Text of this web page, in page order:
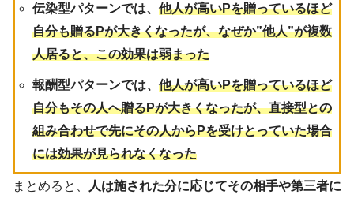
伝染型パターンでは、 他人が高いPを贈っているほど
自分も贈るPが大きくなったが、なぜか”他人”が複数
人居ると、この効果は弱まった
報酬型パターンでは、 他人が高いPを贈っているほど
自分もその人へ贈るPが大きくなったが、直接型との
組み合わせで先にその人からPを受けとっていた場合
には効果が見られなくなった
まとめると、
人は施された分に応じてその相手や第三者に